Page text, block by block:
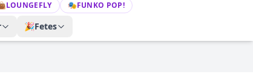
LOUNGEFLY 🎭FUNKO POP!
🎉Fetes